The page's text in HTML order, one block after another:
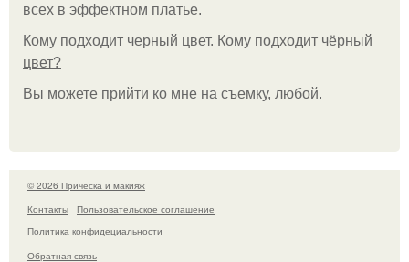
всех в эффектном платьe.
Кому подходит черный цвет. Кому подходит чёрный
цвет?
Вы можете прийти ко мне на съемку, любой.
© 2026 Прическа и макияж
Контакты
Пользовательское соглашение
Политика конфидециальности
Обратная связь